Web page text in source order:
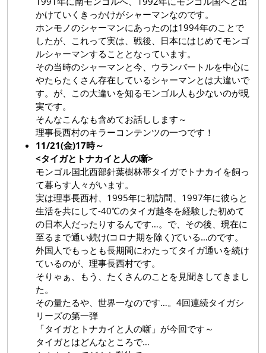
かけていくきっかけがシャーマンなのです。
ホンモノのシャーマンにあったのは1994年のことで
したが、これって実は、戦後、日本にはじめてモンゴ
ルシャーマンすることとなっています。
その当時のシャーマンと今、ウランバートルを中心に
やたらたくさん存在しているシャーマンとは大違いで
す。が、この大違いを知るモンゴル人も少ないのが現
実です。
そんなこんなも含めてお話しします～
理事長西村のキラーコンテンツの一つです！
11/21(金)17時～
<タイガとトナカイと人の噺>
モンゴル国北西部針葉樹林帯タイガでトナカイを飼っ
て暮らす人々がいます。
実は理事長西村、1995年に初訪問、1997年に彼らと
生活を共にして-40℃のタイガ越冬を経験した初めて
の日本人だったりするんです…。で、その後、現在に
至るまで通い続け(コロナ期を除く)ている…のです。
外国人でもっとも長期間にわたってタイガ通いを続け
ているのが、理事長西村です。
そりゃぁ、もう、たくさんのことを見聞きしてきまし
た。
その量たるや、世界一なのです…。4回連続タイガシ
リーズの第一弾
「タイガとトナカイと人の噺」が今回です～
タイガとはどんなところで…